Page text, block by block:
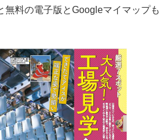
料の電子版とGoogleマイマップも